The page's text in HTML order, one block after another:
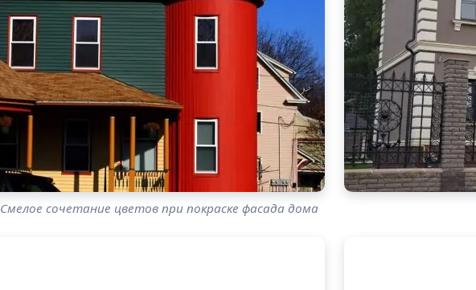
Смелое сочетание цветов при покраске фасада дома